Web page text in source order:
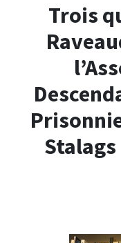
Trois
Stalags